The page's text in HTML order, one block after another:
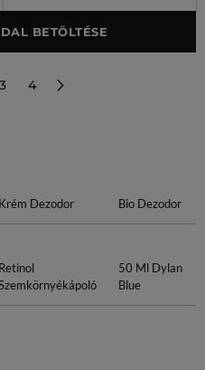
BETÖLTÉSE
3 4
Krém Dezodor Bio Dezodor
Retinol
50 Ml Dylan
Blue